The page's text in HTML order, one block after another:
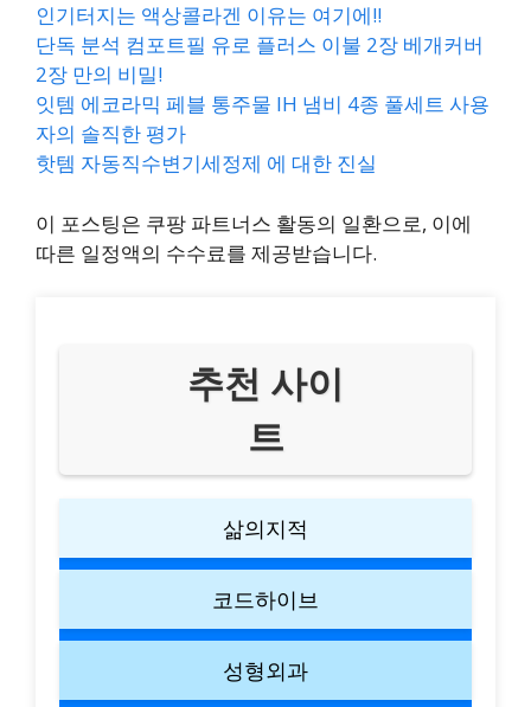
인기터지는 액상콜라겐 이유는 여기에!!
단독 분석 컴포트필 유로 플러스 이불 2장 베개커버
2장 만의 비밀!
잇템 에코라믹 페블 통주물 IH 냄비 4종 풀세트 사용
자의 솔직한 평가
핫템 자동직수변기세정제 에 대한 진실
이 포스팅은 쿠팡 파트너스 활동의 일환으로, 이에
따른 일정액의 수수료를 제공받습니다.
추천 사이
트
삶의지적
코드하이브
성형외과